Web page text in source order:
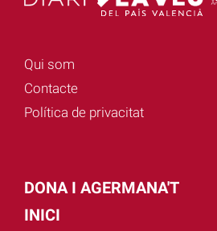
Qui som
Contacte
Política de privacitat
DONA I AGERMANA'T
INICI